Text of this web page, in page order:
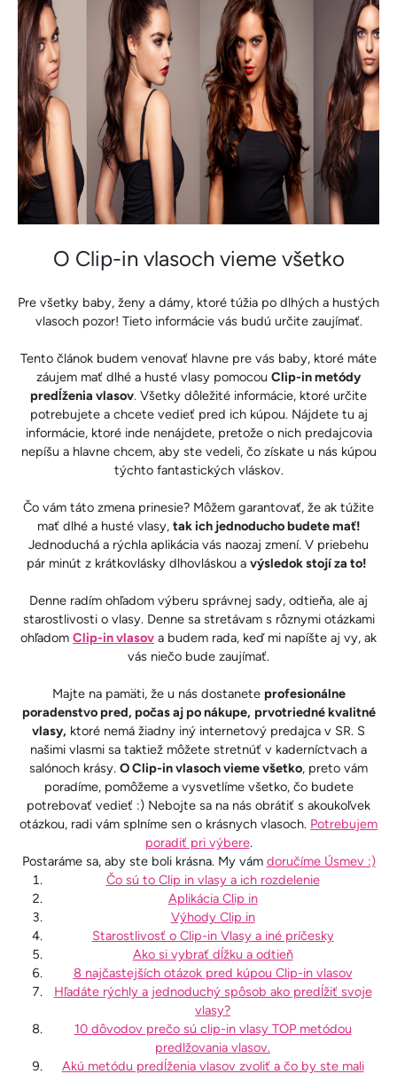
O Clip-in vlasoch vieme všetko
Pre všetky baby, ženy a dámy, ktoré túžia po dlhých a hustých
vlasoch pozor! Tieto informácie vás budú určite zaujímať.
Tento článok budem venovať hlavne pre vás baby, ktoré máte
záujem mať dlhé a husté vlasy pomocou Clip-in metódy
predĺženia vlasov. Všetky dôležité informácie, ktoré určite
potrebujete a chcete vedieť pred ich kúpou. Nájdete tu aj
informácie, ktoré inde nenájdete, pretože o nich predajcovia
nepíšu a hlavne chcem, aby ste vedeli, čo získate u nás kúpou
týchto fantastických vláskov.
Čo vám táto zmena prinesie? Môžem garantovať, že ak túžite
mať dlhé a husté vlasy, tak ich jednoducho budete mať!
Jednoduchá a rýchla aplikácia vás naozaj zmení. V priebehu
pár minút z krátkovlásky dlhovláskou a výsledok stojí za to!
Denne radím ohľadom výberu správnej sady, odtieňa, ale aj
starostlivosti o vlasy. Denne sa stretávam s rôznymi otázkami
ohľadom Clip-in vlasov a budem rada, keď mi napíšte aj vy, ak
vás niečo bude zaujímať.
Majte na pamäti, že u nás dostanete profesionálne
poradenstvo pred, počas aj po nákupe, prvotriedné kvalitné
vlasy, ktoré nemá žiadny iný internetový predajca v SR. S
našimi vlasmi sa taktiež môžete stretnúť v kaderníctvach a
salónoch krásy. O Clip-in vlasoch vieme všetko, preto vám
poradíme, pomôžeme a vysvetlíme všetko, čo budete
potrebovať vedieť :) Nebojte sa na nás obrátiť s akoukoľvek
otázkou, radi vám splníme sen o krásnych vlasoch. Potrebujem
poradiť pri výbere.
Postaráme sa, aby ste boli krásna. My vám doručíme Úsmev :)
Čo sú to Clip in vlasy a ich rozdelenie
Aplikácia Clip in
Výhody Clip in
Starostlivosť o Clip-in Vlasy a iné príčesky
Ako si vybrať dĺžku a odtieň
8 najčastejších otázok pred kúpou Clip-in vlasov
Hľadáte rýchly a jednoduchý spôsob ako predĺžiť svoje
vlasy?
10 dôvodov prečo sú clip-in vlasy TOP metódou
predlžovania vlasov.
Akú metódu predĺženia vlasov zvoliť a čo by ste mali